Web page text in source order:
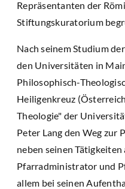
Repräsentanten der
Stiftungskuratorium
Nach seinem Studium
den Universitäten in
Philosophisch-
Heiligenkreuz
Theologie" der
Peter Lang den Weg zur
neben seinen Tätigkeiten
Pfarradministrator und
allem bei seinen